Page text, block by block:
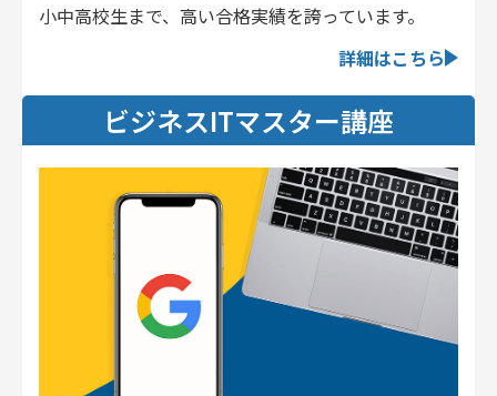
小中高校生まで、高い合格実績を誇っています。
詳細はこちら
ビジネスITマスター講座